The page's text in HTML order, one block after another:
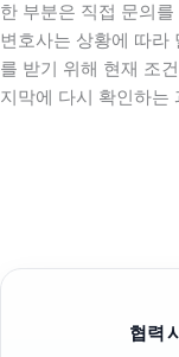
한 부분은 직접 문의
변호사는 상황에 따라
를 받기 위해 현재 조
지막에 다시 확인하는
협력